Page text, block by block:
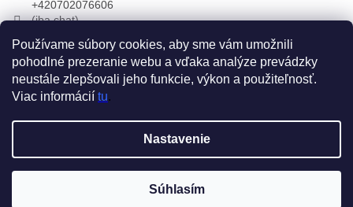
Používame súbory cookies, aby sme vám umožnili
pohodlné prezeranie webu a vďaka analýze prevádzky
neustále zlepšovali jeho funkcie, výkon a použiteľnosť.
Viac informácií tu.
Nastavenie
Súhlasím
+420702076606
(iba chat)
Prijímame online platby
vyhradené.